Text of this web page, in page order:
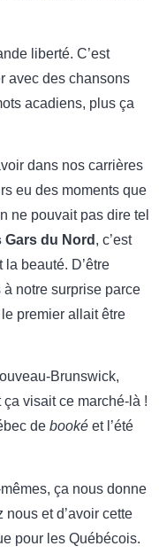
liberté. C’est
avec des chansons
acadiens, plus ça
dans nos carrières
eu des moments que
ne pouvait pas dire tel
Gars du Nord , c’est
la beauté. D’être
notre surprise parce
premier allait être
Brunswick,
ça visait ce marché-là !
de booké et l’été
ça nous donne
nous et d’avoir cette
pour les Québécois.